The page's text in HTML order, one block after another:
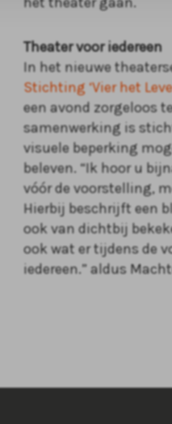
Theater voor iedereen
In het nieuwe
Stichting ‘Vier het
een avond zorgeloos
samenwerking is
visuele beperking
beleven. “Ik hoor u
vóór de voorstelling,
Hierbij beschrijft een
ook van dichtbij
ook wat er tijdens de
iedereen.” aldus